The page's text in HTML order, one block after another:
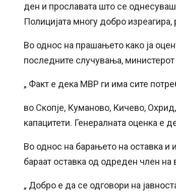
ден и прославата што се
Полицијата многу добро
Во однос на прашањето како ја
последните случувања,
„ Факт е дека МВР ги има сите
во Скопје, Куманово, Кичево,
капацитети. Генералната оценка е
Во однос на барањето на оставка и
бараат оставка од одреден член на
„ Добро е да се одговори на